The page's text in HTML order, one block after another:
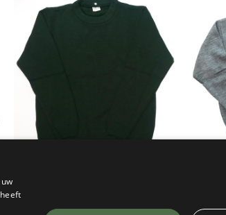
SCOUTSTRUI KINDEREN